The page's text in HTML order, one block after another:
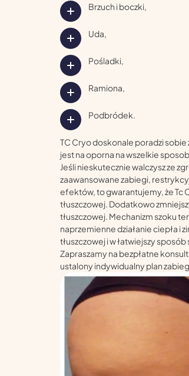
Brzuch i boczki,
Uda,
Pośladki,
Ramiona,
Podbródek.
TC Cryo doskonale poradzi
jest na oporna na wszelkie
Jeśli nieskutecznie walczysz ze
zaawansowane zabiegi,
efektów, to gwarantujemy, że Tc
tłuszczowej. Dodatkowo
tłuszczowej. Mechanizm szoku
naprzemienne działanie ciepła i
tłuszczowej i w łatwiejszy
Zapraszamy na bezpłatne
ustalony indywidualny plan